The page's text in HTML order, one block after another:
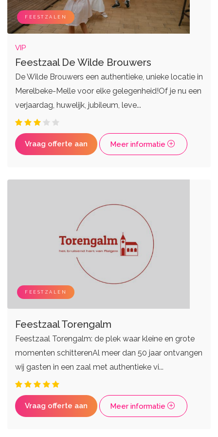
Zangers
Live bands
Weddingplanners
Ceremoniemeesters
FEESTZALEN
VIP
Feestzaal De Wilde Brouwers
De Wilde Brouwers een authentieke, unieke locatie in
Merelbeke-Melle voor elke gelegenheid!Of je nu een
verjaardag, huwelijk, jubileum, leve...
Vraag offerte aan Meer informatie
FEESTZALEN
Feestzaal Torengalm
Feestzaal Torengalm: de plek waar kleine en grote
momenten schitterenAl meer dan 50 jaar ontvangen
wij gasten in een zaal met authentieke vi...
Vraag offerte aan Meer informatie